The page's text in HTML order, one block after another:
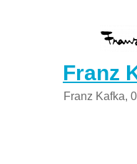
Franz
Franz Kafka,